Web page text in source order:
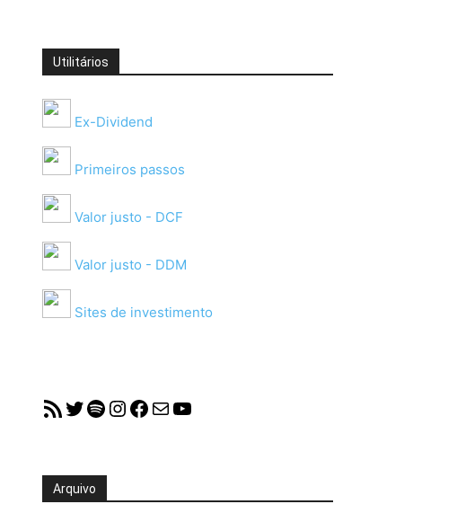
Utilitários
Ex-Dividend
Primeiros passos
Valor justo - DCF
Valor justo - DDM
Sites de investimento
RSS FeedTwitter
Spotify
Instagram
Facebook
MailYouTube
Arquivo